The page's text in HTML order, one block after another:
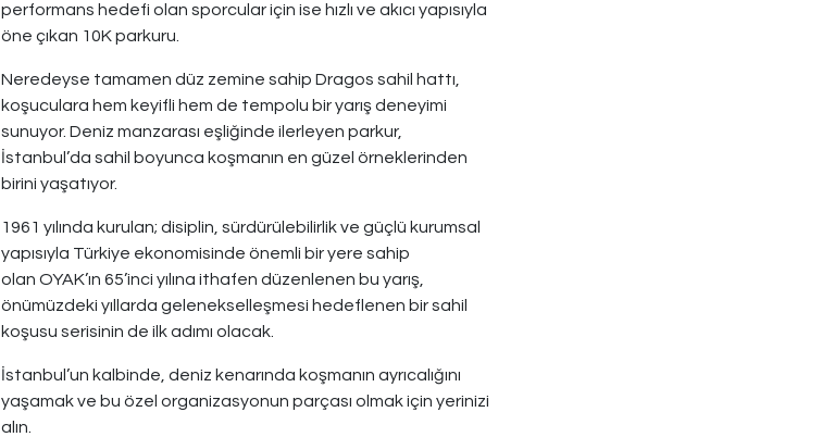
performans hedefi olan sporcular için ise hızlı ve akıcı yapısıyla
öne çıkan 10K parkuru.
Neredeyse tamamen düz zemine sahip Dragos sahil hattı,
koşuculara hem keyifli hem de tempolu bir yarış deneyimi
sunuyor. Deniz manzarası eşliğinde ilerleyen parkur,
İstanbul’da sahil boyunca koşmanın en güzel örneklerinden
birini yaşatıyor.
1961 yılında kurulan; disiplin, sürdürülebilirlik ve güçlü kurumsal
yapısıyla Türkiye ekonomisinde önemli bir yere sahip
olan OYAK’ın 65’inci yılına ithafen düzenlenen bu yarış,
önümüzdeki yıllarda gelenekselleşmesi hedeflenen bir sahil
koşusu serisinin de ilk adımı olacak.
İstanbul’un kalbinde, deniz kenarında koşmanın ayrıcalığını
yaşamak ve bu özel organizasyonun parçası olmak için yerinizi
alın.